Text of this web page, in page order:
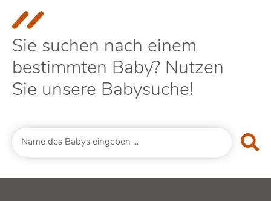
Sie suchen nach einem
bestimmten Baby? Nutzen
Sie unsere Babysuche!